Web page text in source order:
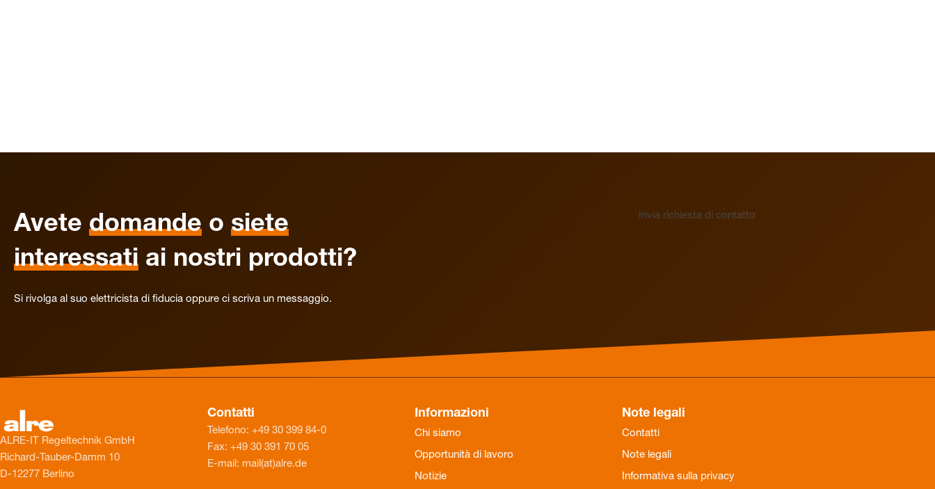
Avete domande o siete
interessati ai nostri prodotti?
Si rivolga al suo elettricista di fiducia oppure ci scriva un messaggio.
Invia richiesta di contatto
ALRE-IT Regeltechnik GmbH
Richard-Tauber-Damm 10
D-12277 Berlino
Contatti
Telefono: +49 30 399 84-0
Fax: +49 30 391 70 05
E-mail: mail(at)alre.de
Informazioni
Chi siamo
Opportunità di lavoro
Notizie
Note legali
Contatti
Note legali
Informativa sulla privacy